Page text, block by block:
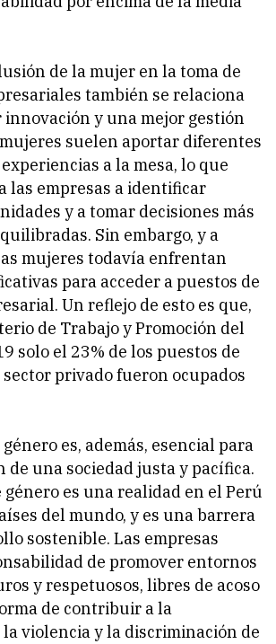
de la mujer en la toma de
también se relaciona
innovación y una mejor gestión
suelen aportar diferentes
a la mesa, lo que
las empresas a identificar
y a tomar decisiones más
Sin embargo, y a
mujeres todavía enfrentan
para acceder a puestos de
Un reflejo de esto es que,
de Trabajo y Promoción del
solo el 23% de los puestos de
privado fueron ocupados
es, además, esencial para
de una sociedad justa y pacífica.
es una realidad en el Perú
del mundo, y es una barrera
sostenible. Las empresas
de promover entornos
y respetuosos, libres de acoso
de contribuir a la
violencia y la discriminación de